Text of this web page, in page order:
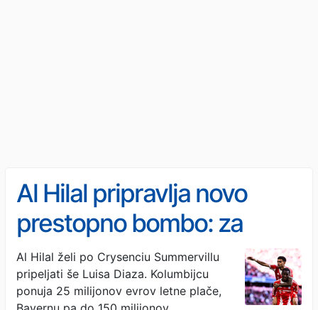
Al Hilal pripravlja novo
prestopno bombo: za
Luisa Diaza ponuja do 150
milijonov evrov
Al Hilal želi po Crysenciu Summervillu
pripeljati še Luisa Diaza. Kolumbijcu
ponuja 25 milijonov evrov letne plače,